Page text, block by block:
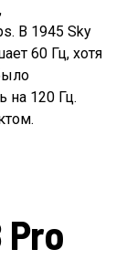
В 1945 Sky
60 Гц, хотя
на 120 Гц.